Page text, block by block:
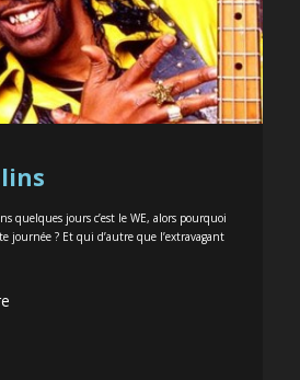
quelques jours c’est le WE, alors pourquoi
journée ? Et qui d’autre que l’extravagant